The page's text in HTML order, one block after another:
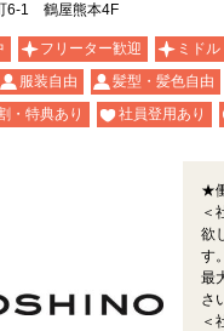
6-1 鶴屋熊本4F
フリーター歓迎 ミド
服装自由 髪型・髪色自由
・特典あり 社員登用あり
★
＜
欲
す。
最
さ
＜